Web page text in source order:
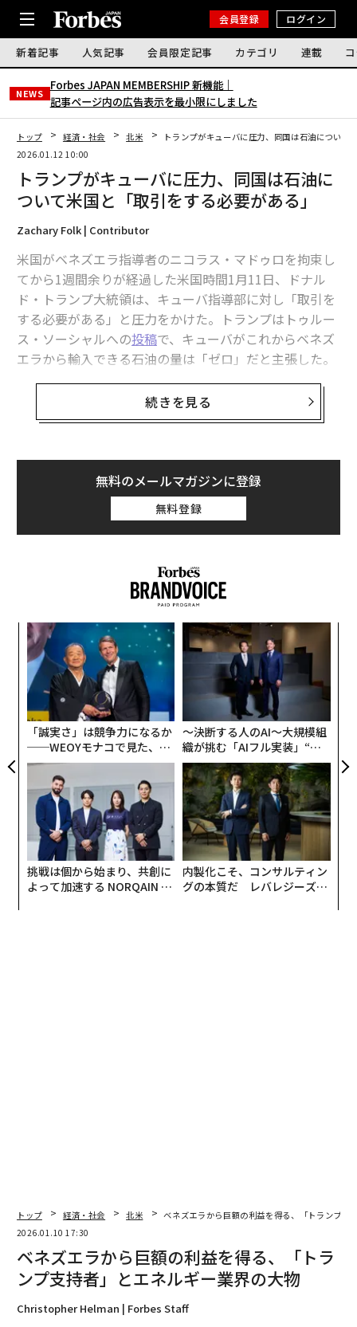
会員登録 ログイン
新着記事 人気記事 会員限定記事 カテゴリ 連載
NEWS
Forbes JAPAN MEMBERSHIP 新機能｜
記事ページ内の広告表示を最小限にしました
トップ 経済・社会 北米
トランプがキューバに圧力、同国は石油について
2026.01.12 10:00
トランプがキューバに圧力、同国は石油に
ついて米国と「取引をする必要がある」
Zachary Folk | Contributor
米国がベネズエラ指導者のニコラス・マドゥロを拘束し
てから1週間余りが経過した米国時間1月11日、ドナル
ド・トランプ大統領は、キューバ指導部に対し「取引を
する必要がある」と圧力をかけた。トランプはトゥルー
ス・ソーシャルへの投稿で、キューバがこれからベネズ
エラから輸入できる石油の量は「ゼロ」だと主張した。
トランプは、キューバは「ベネズエラからの大量の石油
と資金」によって存続してきたと述べ、トランプ政権に
切」流れなくなると主張した。
大統領はまた、マドゥロ拘束作戦でキューバ軍の関係者
32人が死亡した後、ベネズエラはもはやキューバの治安
部隊の支援を必要としておらず、「世界で最も強力な
メンバーシップに登録する
関連記事
続きを見る
無料のメールマガジンに登録
無料登録
「誠実さ」は競争力になるか
──WEOYモナコで見た、く
ら寿司の経営哲学
〜決断する人のAI〜大規模組
織が挑む「AIフル実装」“使
う”企業から“動く”企業へ【N
TTドコモビジネス×PwC】
挑戦は個から始まり、共創に
よって加速する NORQAIN JA
内製化こそ、コンサルティン
グの本質だ レバレジーズが
トップ 経済・社会 北米
ベネズエラから巨額の利益を得る、「トランプ支
2026.01.10 17:30
ベネズエラから巨額の利益を得る、「トラ
ンプ支持者」とエネルギー業界の大物
Christopher Helman | Forbes Staff